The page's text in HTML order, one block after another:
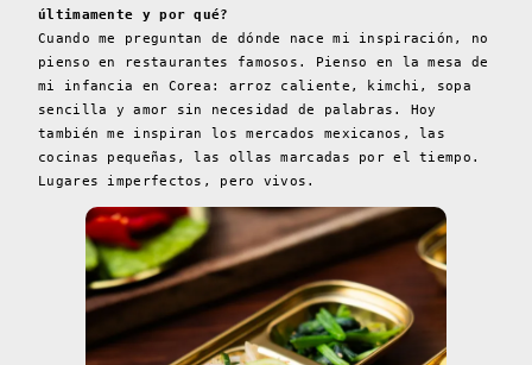
últimamente y por qué?
Cuando me preguntan de dónde nace mi inspiración, no
pienso en restaurantes famosos. Pienso en la mesa de
mi infancia en Corea: arroz caliente, kimchi, sopa
sencilla y amor sin necesidad de palabras. Hoy
también me inspiran los mercados mexicanos, las
cocinas pequeñas, las ollas marcadas por el tiempo.
Lugares imperfectos, pero vivos.